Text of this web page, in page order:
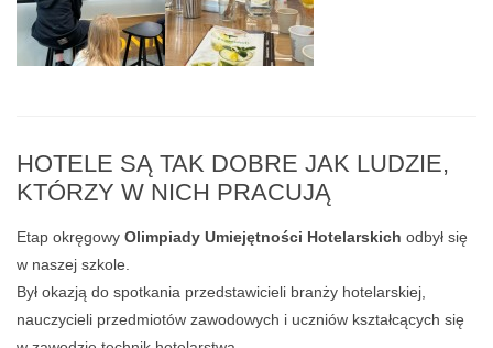
HOTELE SĄ TAK DOBRE JAK LUDZIE,
KTÓRZY W NICH PRACUJĄ
Etap okręgowy Olimpiady Umiejętności Hotelarskich odbył się
w naszej szkole.
Był okazją do spotkania przedstawicieli branży hotelarskiej,
nauczycieli przedmiotów zawodowych i uczniów kształcących się